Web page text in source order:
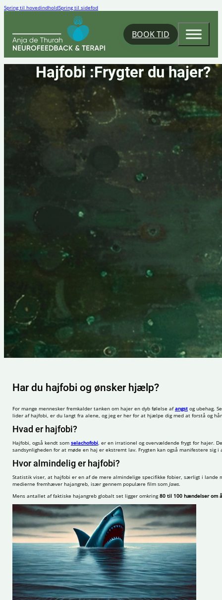
Spring til hovedindholdSpring til sidefod
BOOK TID
Hajfobi :Frygter du hajer?
Har du hajfobi og ønsker hjælp?
For mange mennesker fremkalder tanken om hajer en dyb følelse afangstog ubehag.
lider af hajfobi, er du langt fra alene, og jeg er her for at hjælpe dig med at forstå og
Hvad er hajfobi?
Hajfobi, også kendt som selachofobi, er en irrationel og overvældende frygt for hajer.
sandsynligheden for at møde en haj er ekstremt lav. Frygten kan også manifestere
Hvor almindelig er hajfobi?
Statistik viser, at hajfobi er en af de mere almindelige specifikke fobier, særligt i lande
medierne fremhæver hajangreb, især gennem populære film som Jaws.
Mens antallet af faktiske hajangreb globalt set ligger omkring80 til 100 hændelser om